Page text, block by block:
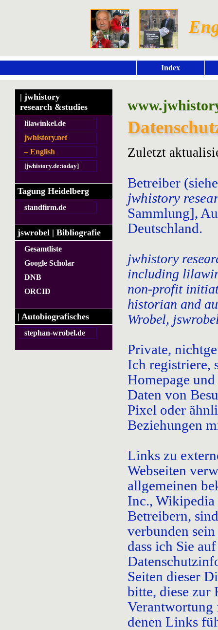
Index
| jwhistory
research &studies
lilawinkel.de
jwhistory.net
– English
[jwhistory.de:today]
Tagung Heidelberg
standfirm.de
jswrobel | Bibliografie
Gesamtliste
Google Scholar
DNB
ORCID
| Autobiografisches
stephan-wrobel.de
Zuletzt
Betreiber
jwhistory
Sammlung],
Deutschland.
jwhistory
including
non-profit
historian and
Wrobel,
Private,
Ich registriere,
Homepage
Daten von
Pixel oder
Beziehungen
Links zu
Webseiten
allgemeinen
Inc., Wikipedia
Betreibern,
verbunden
dass ich Sie
Seiten dieser
bitte, diese zur
Verantwortung
denen Links